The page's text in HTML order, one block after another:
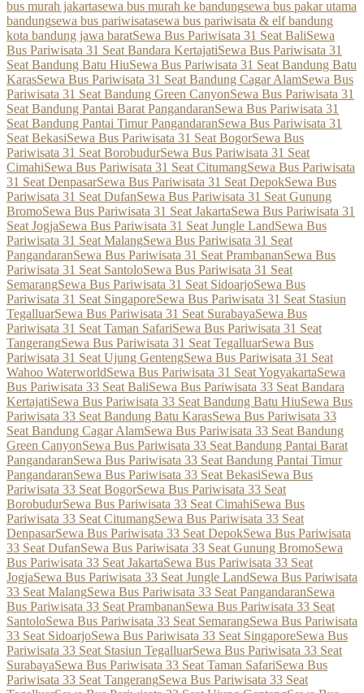
bus murah jakartasewa bus murah ke bandungsewa bus pakar utama
bandungsewa bus pariwisatasewa bus pariwisata & elf bandung
kota bandung jawa baratSewa Bus Pariwisata 31 Seat BaliSewa
Bus Pariwisata 31 Seat Bandara KertajatiSewa Bus Pariwisata 31
Seat Bandung Batu HiuSewa Bus Pariwisata 31 Seat Bandung Batu
KarasSewa Bus Pariwisata 31 Seat Bandung Cagar AlamSewa Bus
Pariwisata 31 Seat Bandung Green CanyonSewa Bus Pariwisata 31
Seat Bandung Pantai Barat PangandaranSewa Bus Pariwisata 31
Seat Bandung Pantai Timur PangandaranSewa Bus Pariwisata 31
Seat BekasiSewa Bus Pariwisata 31 Seat BogorSewa Bus
Pariwisata 31 Seat BorobudurSewa Bus Pariwisata 31 Seat
CimahiSewa Bus Pariwisata 31 Seat CitumangSewa Bus Pariwisata
31 Seat DenpasarSewa Bus Pariwisata 31 Seat DepokSewa Bus
Pariwisata 31 Seat DufanSewa Bus Pariwisata 31 Seat Gunung
BromoSewa Bus Pariwisata 31 Seat JakartaSewa Bus Pariwisata 31
Seat JogjaSewa Bus Pariwisata 31 Seat Jungle LandSewa Bus
Pariwisata 31 Seat MalangSewa Bus Pariwisata 31 Seat
PangandaranSewa Bus Pariwisata 31 Seat PrambananSewa Bus
Pariwisata 31 Seat SantoloSewa Bus Pariwisata 31 Seat
SemarangSewa Bus Pariwisata 31 Seat SidoarjoSewa Bus
Pariwisata 31 Seat SingaporeSewa Bus Pariwisata 31 Seat Stasiun
TegalluarSewa Bus Pariwisata 31 Seat SurabayaSewa Bus
Pariwisata 31 Seat Taman SafariSewa Bus Pariwisata 31 Seat
TangerangSewa Bus Pariwisata 31 Seat TegalluarSewa Bus
Pariwisata 31 Seat Ujung GentengSewa Bus Pariwisata 31 Seat
Wahoo WaterworldSewa Bus Pariwisata 31 Seat YogyakartaSewa
Bus Pariwisata 33 Seat BaliSewa Bus Pariwisata 33 Seat Bandara
KertajatiSewa Bus Pariwisata 33 Seat Bandung Batu HiuSewa Bus
Pariwisata 33 Seat Bandung Batu KarasSewa Bus Pariwisata 33
Seat Bandung Cagar AlamSewa Bus Pariwisata 33 Seat Bandung
Green CanyonSewa Bus Pariwisata 33 Seat Bandung Pantai Barat
PangandaranSewa Bus Pariwisata 33 Seat Bandung Pantai Timur
PangandaranSewa Bus Pariwisata 33 Seat BekasiSewa Bus
Pariwisata 33 Seat BogorSewa Bus Pariwisata 33 Seat
BorobudurSewa Bus Pariwisata 33 Seat CimahiSewa Bus
Pariwisata 33 Seat CitumangSewa Bus Pariwisata 33 Seat
DenpasarSewa Bus Pariwisata 33 Seat DepokSewa Bus Pariwisata
33 Seat DufanSewa Bus Pariwisata 33 Seat Gunung BromoSewa
Bus Pariwisata 33 Seat JakartaSewa Bus Pariwisata 33 Seat
JogjaSewa Bus Pariwisata 33 Seat Jungle LandSewa Bus Pariwisata
33 Seat MalangSewa Bus Pariwisata 33 Seat PangandaranSewa
Bus Pariwisata 33 Seat PrambananSewa Bus Pariwisata 33 Seat
SantoloSewa Bus Pariwisata 33 Seat SemarangSewa Bus Pariwisata
33 Seat SidoarjoSewa Bus Pariwisata 33 Seat SingaporeSewa Bus
Pariwisata 33 Seat Stasiun TegalluarSewa Bus Pariwisata 33 Seat
SurabayaSewa Bus Pariwisata 33 Seat Taman SafariSewa Bus
Pariwisata 33 Seat TangerangSewa Bus Pariwisata 33 Seat